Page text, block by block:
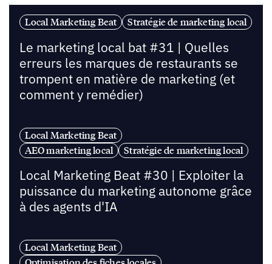
Local Marketing Beat Stratégie de marketing local
Le marketing local bat #31 | Quelles
erreurs les marques de restaurants se
trompent en matière de marketing (et
comment y remédier)
Local Marketing Beat
AEO marketing local
Stratégie de marketing local
Local Marketing Beat #30 | Exploiter la
puissance du marketing autonome grâce
à des agents d'IA
Local Marketing Beat